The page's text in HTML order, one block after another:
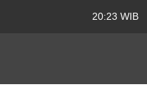
20:23 WIB